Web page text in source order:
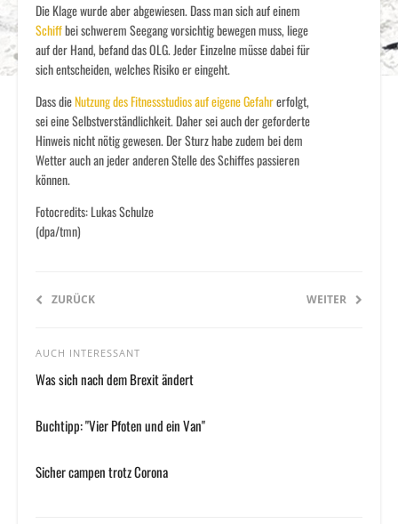
Die Klage wurde aber abgewiesen. Dass man sich auf einem
Schiffbei schwerem Seegang vorsichtig bewegen muss, liege
auf der Hand, befand das OLG. Jeder Einzelne müsse dabei für
sich entscheiden, welches Risiko er eingeht.
Dass dieNutzung des Fitnessstudios auf eigene Gefahrerfolgt,
sei eine Selbstverständlichkeit. Daher sei auch der geforderte
Hinweis nicht nötig gewesen. Der Sturz habe zudem bei dem
Wetter auch an jeder anderen Stelle des Schiffes passieren
können.
Fotocredits: Lukas Schulze
(dpa/tmn)
ZURÜCK WEITER
AUCH INTERESSANT
Was sich nach dem Brexit ändert
Buchtipp: "Vier Pfoten und ein Van"
Sicher campen trotz Corona